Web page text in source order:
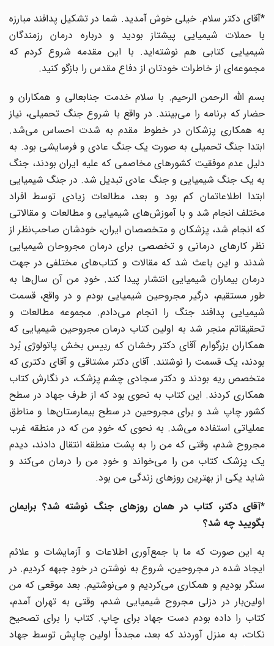
*آقای دکتر سلام. خیلی خوش آمدید. شما در تشکیل پدافند مبارزه
با حملات شیمیایی پیشتاز بودید و درباره درمان رزمندگان
شیمیایی کتابی هم نوشته‌اید. با این مقدمه شروع کردم که
مجموعه‌ای از خاطرات خودتان از دفاع مقدس را بازگو کنید.
بسم الله الرحمن الرحیم. با سلام خدمت جنابعالی و همکاران و
حضار که برنامه را می‌بینند. در واقع با شروع جنگ تحمیلی، نیاز
به همکاری پزشکان در خطوط مقدم به شدت احساس می‌شد.
ابتدا جنگ تحمیلی به صورت یک جنگ عادی و فرسایشی بود. به
دلیل عدم موفقیت کشورهای مخاصمی که علیه ایران بودند، جنگ
به یک جنگ شیمیایی و جنگ عادی تبدیل شد. در جنگ شیمیایی
ابتدا اطلاعاتمان کم بود و بعد، مطالعات زیادی توسط افراد
مختلف انجام شد و با آموزش‌های شیمیایی و مطالعات و مقالاتی
که انجام شد، پزشکان و متخصصان ایران، خودشان صاحب‌نظر از
نظر کارهای درمانی و تخصصی برای درمان مجروحان شیمیایی
شدند و این باعث شد که مقالات و کتاب‌های مختلفی در جهت
درمان بیماران شیمیایی انتشار پیدا کند. خودِ من آن سال‌ها به
طور مستقیم، درگیر مجروحین شیمیایی بودم و در واقع، قسمت
شیمیایی پدافند جنگ را انجام می‌دادم. مجموعه مطالعات و
تحقیقاتم منجر شد به اولین کتاب درمان مجروحین شیمیایی که
همکاران بزرگوارم آقای دکتر رخشان که رییس بخش پاتولوژی بُرد
بودند، یک قسمت را نوشتند. آقای دکتر مشتاقی و آقای دکتری که
متخصص ریه بودند و دکتر سجادی چشم پزشک، در نگارش کتاب
همکاری کردند. این کتاب به نحوی بود که از طرف جهاد در سطح
کشور چاپ شد و برای مجروحین در سطح بیمارستان‌ها و مناطق
عملیاتی استفاده می‌شد. به نحوی که خودِ من که در منطقه غرب
مجروح شدم، وقتی که من را به پشت منطقه انتقال دادند، دیدم
یک پزشک کتاب من را می‌خواند و خودِ من را درمان می‌کند و
شاید یکی از بهترین روزهای زندگی من بود.
*آقای دکتر، کتاب در همان روزهای جنگ نوشته شد؟ برایمان
بگویید چه شد؟
به این صورت که ما با جمع‌آوری اطلاعات و آزمایشات و علائم
ایجاد شده در مجروحین، شروع به نوشتن در خودِ جبهه کردیم. در
سنگر بودیم و همکاری می‌کردیم و می‌نوشتیم. بعد موقعی که من
اولین‌بار در دزلی مجروح شیمیایی شدم، وقتی به تهران آمدم،
کتاب را داده بودم دست جهاد برای چاپ. کتاب را برای تصحیح
نکات، به منزل آوردند که بعد، مجدداً اولین چاپش توسط جهاد